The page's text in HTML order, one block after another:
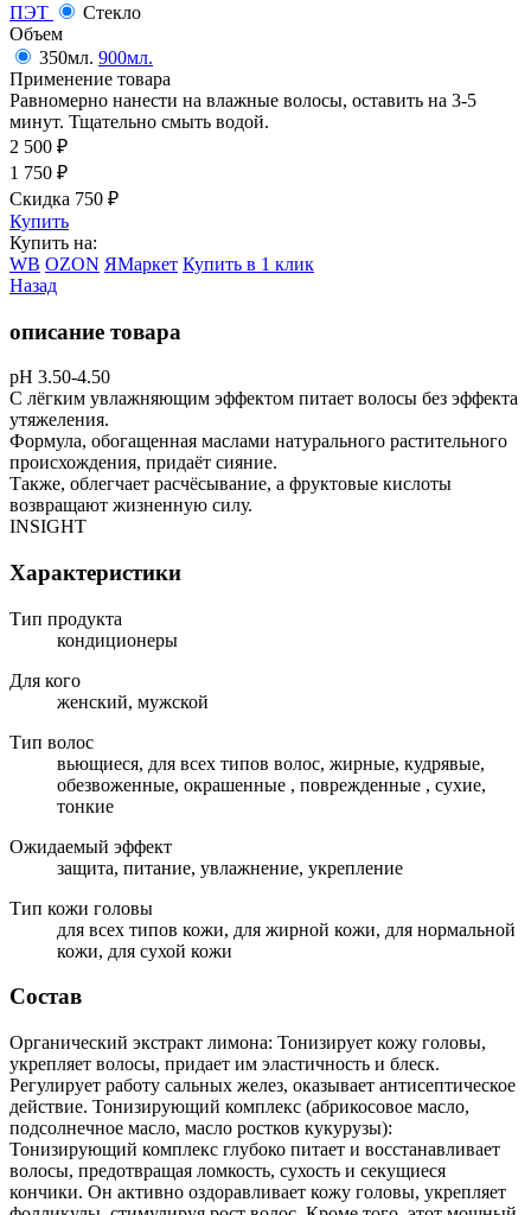
ПЭТ
Стекло
Объем
350мл. 900мл.
Применение товара
Равномерно нанести на влажные волосы, оставить на 3-5
минут. Тщательно смыть водой.
2 500 ₽
1 750 ₽
Скидка 750 ₽
Купить
Купить на:
WB OZON ЯМаркет Купить в 1 клик
Назад
описание товара
рН 3.50-4.50
С лёгким увлажняющим эффектом питает волосы без эффекта
утяжеления.
Формула, обогащенная маслами натурального растительного
происхождения, придаёт сияние.
Также, облегчает расчёсывание, а фруктовые кислоты
возвращают жизненную силу.
INSIGHT
Характеристики
Тип продукта
кондиционеры
Для кого
женский, мужской
Тип волос
вьющиеся, для всех типов волос, жирные, кудрявые,
обезвоженные, окрашенные , поврежденные , сухие,
тонкие
Ожидаемый эффект
защита, питание, увлажнение, укрепление
Тип кожи головы
для всех типов кожи, для жирной кожи, для нормальной
кожи, для сухой кожи
Состав
Органический экстракт лимона: Тонизирует кожу головы,
укрепляет волосы, придает им эластичность и блеск.
Регулирует работу сальных желез, оказывает антисептическое
действие. Тонизирующий комплекс (абрикосовое масло,
подсолнечное масло, масло ростков кукурузы):
Тонизирующий комплекс глубоко питает и восстанавливает
волосы, предотвращая ломкость, сухость и секущиеся
кончики. Он активно оздоравливает кожу головы, укрепляет